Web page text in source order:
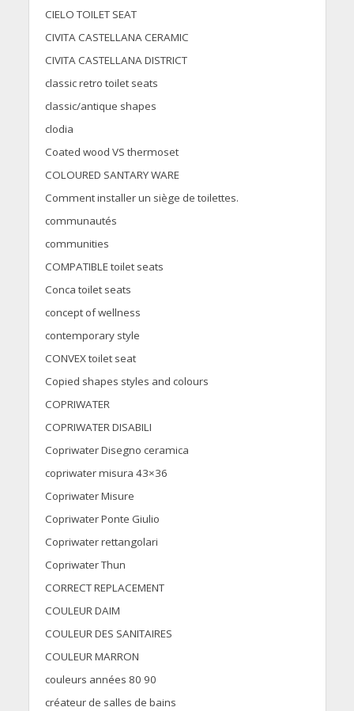
CIELO TOILET SEAT
CIVITA CASTELLANA CERAMIC
CIVITA CASTELLANA DISTRICT
classic retro toilet seats
classic/antique shapes
clodia
Coated wood VS thermoset
COLOURED SANTARY WARE
Comment installer un siège de toilettes.
communautés
communities
COMPATIBLE toilet seats
Conca toilet seats
concept of wellness
contemporary style
CONVEX toilet seat
Copied shapes styles and colours
COPRIWATER
COPRIWATER DISABILI
Copriwater Disegno ceramica
copriwater misura 43×36
Copriwater Misure
Copriwater Ponte Giulio
Copriwater rettangolari
Copriwater Thun
CORRECT REPLACEMENT
COULEUR DAIM
COULEUR DES SANITAIRES
COULEUR MARRON
couleurs années 80 90
créateur de salles de bains